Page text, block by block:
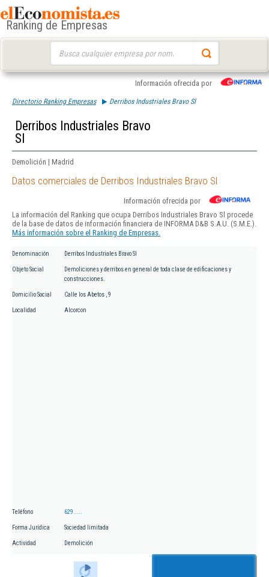
Ranking de Empresas
Información ofrecida por
Directorio Ranking Empresas Derribos Industriales Bravo Sl
Derribos Industriales Bravo
Sl
Demolición | Madrid
Datos comerciales de Derribos Industriales Bravo Sl
Información ofrecida por
La información del Ranking que ocupa Derribos Industriales Bravo Sl procede
de la base de datos de información financiera de INFORMA D&B S.A.U. (S.M.E.).
Más información sobre el Ranking de Empresas.
Denominación Derribos Industriales Bravo Sl
Objeto Social
Demoliciones y derribos en general de toda clase de edificaciones y
construcciones.
Domicilio Social Calle los Abetos , 9
Localidad Alcorcon
Teléfono 629.....
Forma Jurídica Sociedad limitada
Actividad Demolición